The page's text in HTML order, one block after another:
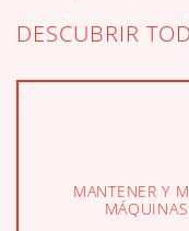
DESCUBRIR
MANTENER Y